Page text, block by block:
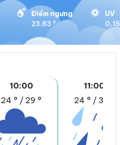
Điểm ngưng
23.83 °
UV
0.15
10:00
24 ° / 29 °
11:00
24 ° / 30 °